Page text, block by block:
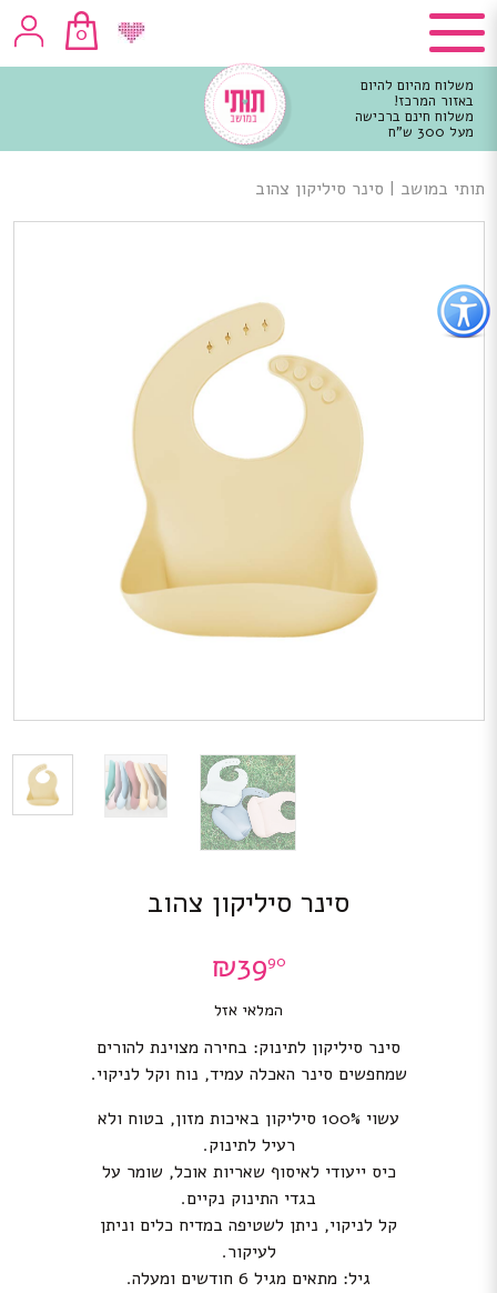
כפתור
לפתיחת
תפריט
נגישות
0
משלוח מהיום להיום
באזור המרכז!
משלוח חינם ברכישה
מעל 300 ש"ח
מרכזי
תותי במושב | סינר סיליקון צהוב
סינר סיליקון צהוב
₪3990
המלאי אזל
סינר סיליקון לתינוק: בחירה מצוינת להורים
שמחפשים סינר האכלה עמיד, נוח וקל לניקוי.
עשוי 100% סיליקון באיכות מזון, בטוח ולא
רעיל לתינוק.
כיס ייעודי לאיסוף שאריות אוכל, שומר על
בגדי התינוק נקיים.
קל לניקוי, ניתן לשטיפה במדיח כלים וניתן
לעיקור.
גיל: מתאים מגיל 6 חודשים ומעלה.